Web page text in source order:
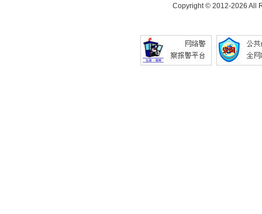
Copyright © 2012-2026 All